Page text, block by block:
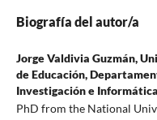
Biografía del autor/a
Jorge Valdivia Guzmán,
de Educación,
Investigación e
PhD from the National